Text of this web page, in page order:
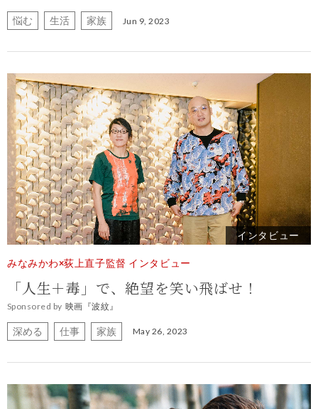
悩む 生活 家族 Jun 9, 2023
インタビュー
みなみかわ×荻上直子監督 インタビュー
「人生＋毒」で、絶望を笑い飛ばせ！
Sponsored by 映画『波紋』
深める 仕事 家族 May 26, 2023